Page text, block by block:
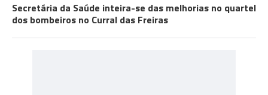
Secretária da Saúde inteira-se das melhorias no quartel
dos bombeiros no Curral das Freiras